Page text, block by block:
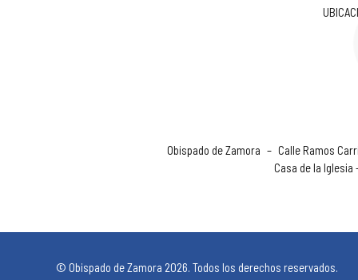
Obispado de Zamora – Calle Ramos
Casa de la Iglesia
© Obispado de Zamora 2026. Todos los derechos reservados.